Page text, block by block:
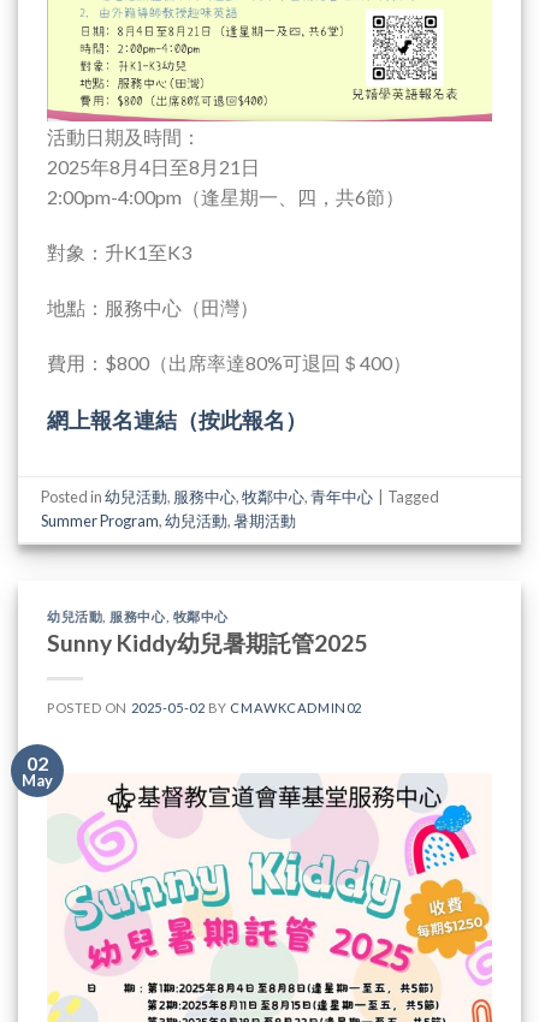
活動日期及時間：
2025年8月4日至8月21日
2:00pm-4:00pm（逢星期一、四，共6節）
對象：升K1至K3
地點：服務中心（田灣）
費用：$800（出席率達80%可退回＄400）
網上報名連結（按此報名）
Posted in幼兒活動, 服務中心,牧鄰中心,青年中心
Tagged
Summer Program,幼兒活動,暑期活動
幼兒活動 服務中心, 牧鄰中心
Sunny Kiddy幼兒暑期託管2025
POSTED ON 2025-05-02 BY CMAWKCADMIN02
02
May